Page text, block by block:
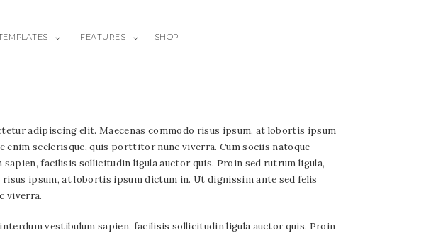
FEATURES SHOP
adipiscing elit. Maecenas commodo risus ipsum, at lobortis ipsum
scelerisque, quis porttitor nunc viverra. Cum sociis natoque
facilisis sollicitudin ligula auctor quis. Proin sed rutrum ligula,
ipsum, at lobortis ipsum dictum in. Ut dignissim ante sed felis
viverra.
vestibulum sapien, facilisis sollicitudin ligula auctor quis. Proin